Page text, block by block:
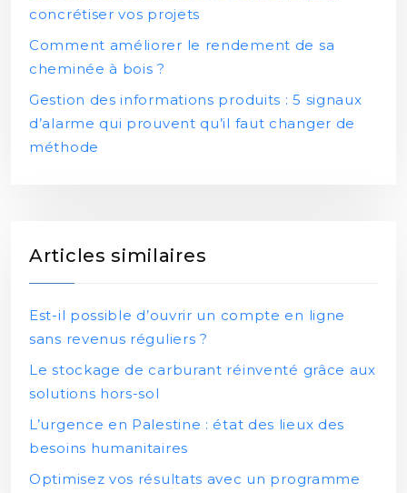
concrétiser vos projets
Comment améliorer le rendement de sa
cheminée à bois ?
Gestion des informations produits : 5 signaux
d’alarme qui prouvent qu’il faut changer de
méthode
Articles similaires
Est-il possible d’ouvrir un compte en ligne
sans revenus réguliers ?
Le stockage de carburant réinventé grâce aux
solutions hors-sol
L’urgence en Palestine : état des lieux des
besoins humanitaires
Optimisez vos résultats avec un programme